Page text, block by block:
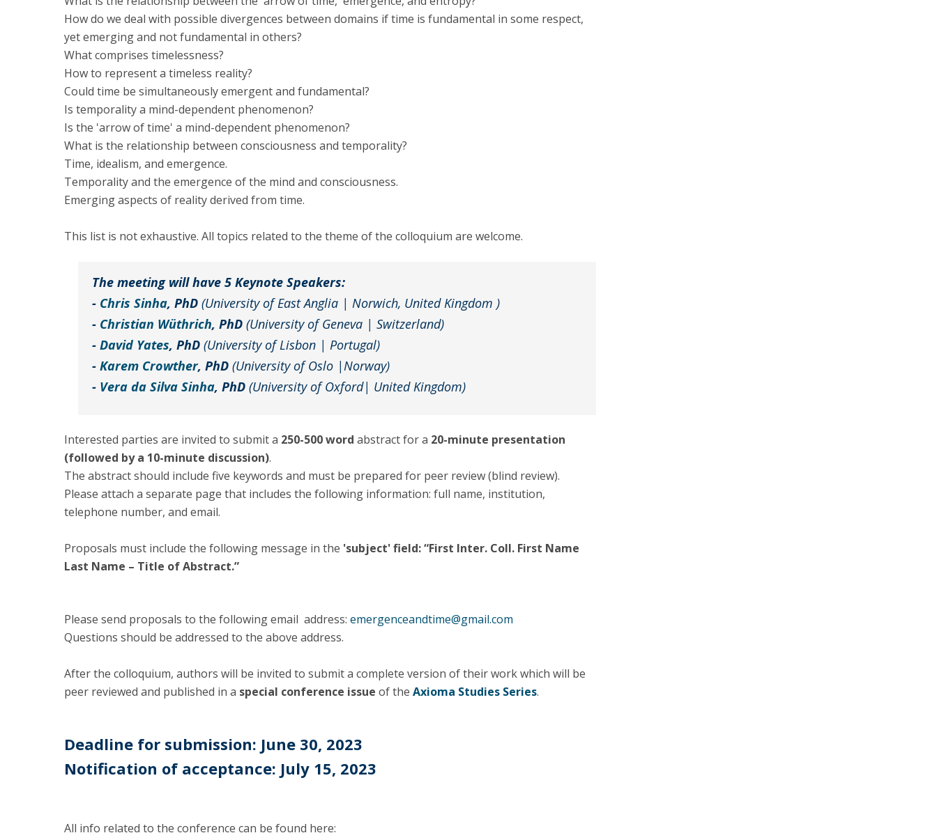
How do we deal with possible divergences between domains if time is fundamental in some respect,
yet emerging and not fundamental in others?
What comprises timelessness?
How to represent a timeless reality?
Could time be simultaneously emergent and fundamental?
Is temporality a mind-dependent phenomenon?
Is the 'arrow of time' a mind-dependent phenomenon?
What is the relationship between consciousness and temporality?
Time, idealism, and emergence.
Temporality and the emergence of the mind and consciousness.
Emerging aspects of reality derived from time.
This list is not exhaustive. All topics related to the theme of the colloquium are welcome.
The meeting will have 5 Keynote Speakers:
- Chris Sinha, PhD (University of East Anglia | Norwich, United Kingdom )
- Christian Wüthrich, PhD (University of Geneva | Switzerland)
- David Yates, PhD (University of Lisbon | Portugal)
- Karem Crowther, PhD (University of Oslo |Norway)
- Vera da Silva Sinha, PhD (University of Oxford| United Kingdom)
Interested parties are invited to submit a 250-500 word abstract for a 20-minute presentation
(followed by a 10-minute discussion).
The abstract should include five keywords and must be prepared for peer review (blind review).
Please attach a separate page that includes the following information: full name, institution,
telephone number, and email.
​Proposals must include the following message in the 'subject' field: “First Inter. Coll. First Name
Last Name – Title of Abstract.”
Please send proposals to the following email address: emergenceandtime@gmail.com
Questions should be addressed to the above address.
After the colloquium, authors will be invited to submit a complete version of their work which will be
peer reviewed and published in a special conference issue of the Axioma Studies Series.
Deadline for submission: June 30, 2023
Notification of acceptance: July 15, 2023
All info related to the conference can be found here: